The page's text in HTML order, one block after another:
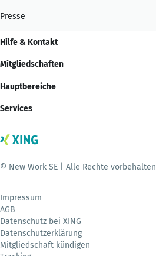
Presse
Hilfe & Kontakt
Mitgliedschaften
Hauptbereiche
Services
© New Work SE | Alle Rechte vorbehalten
Impressum
AGB
Datenschutz bei XING
Datenschutzerklärung
Mitgliedschaft kündigen